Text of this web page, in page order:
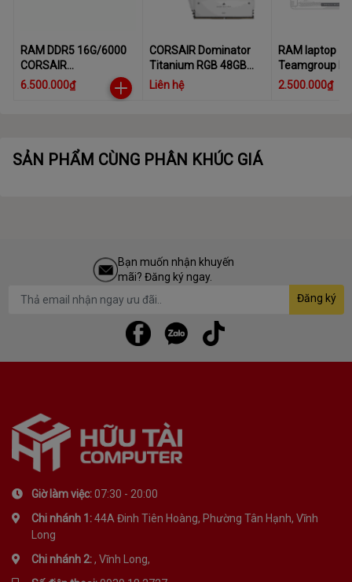
RAM DDR5 16G/6000
CORSAIR
VENGEANCEV RGB
6.500.000₫
CORSAIR Dominator
Titanium RGB 48GB
Memory Kit, White,
48GB (2x24GB)
Liên hệ
RAM laptop
Teamgroup
DDR4- 3200
2.500.000₫
SẢN PHẨM CÙNG PHÂN KHÚC GIÁ
Bạn muốn nhận khuyến
mãi? Đăng ký ngay.
Đăng ký
Giờ làm việc:07:30 - 20:00
Chi nhánh 1:44A Đinh Tiên Hoàng, Phường Tân Hạnh, Vĩnh
Long
Chi nhánh 2:, Vĩnh Long,